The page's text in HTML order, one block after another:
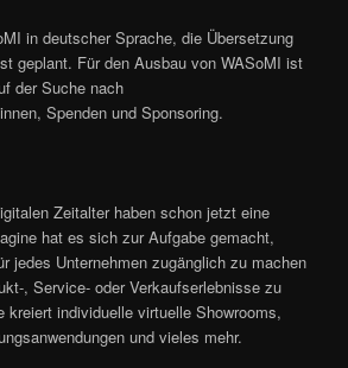
in deutscher Sprache, die Übersetzung
geplant. Für den Ausbau von WASoMI ist
der Suche nach
Spenden und Sponsoring.
Zeitalter haben schon jetzt eine
hat es sich zur Aufgabe gemacht,
jedes Unternehmen zugänglich zu machen
, Service- oder Verkaufserlebnisse zu
kreiert individuelle virtuelle Showrooms,
und vieles mehr.